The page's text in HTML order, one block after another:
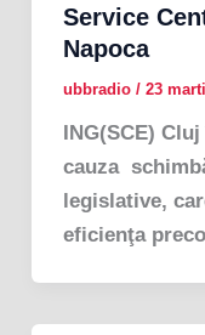
Service
Napoca
ubbradio / 23
ING(SCE)
cauza
legislative,
eficienţa